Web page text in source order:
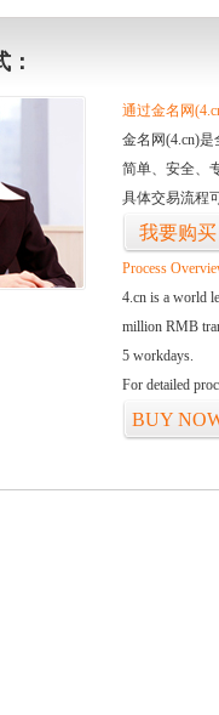
通过金名网
金名网(4.cn)
简单、安全、
具体交易流程
我要购买
Process
4.cn is a world
million RMB
5 workdays.
For detailed
BUY